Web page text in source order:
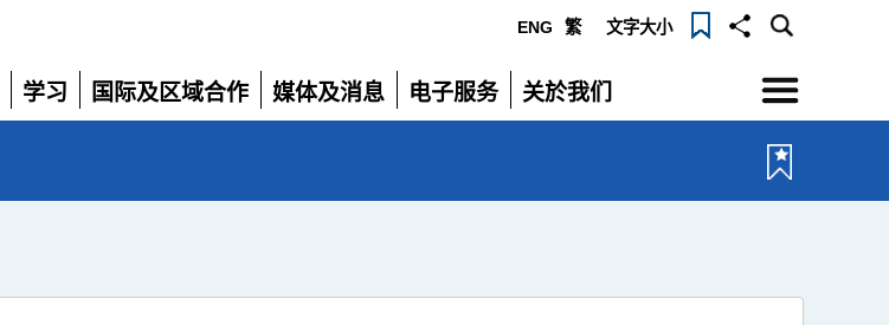
ENG 繁 文字大小
学习
展
国际及区域合作
展
媒体及消息
展
电子服务
展
关於我们
展
选
单